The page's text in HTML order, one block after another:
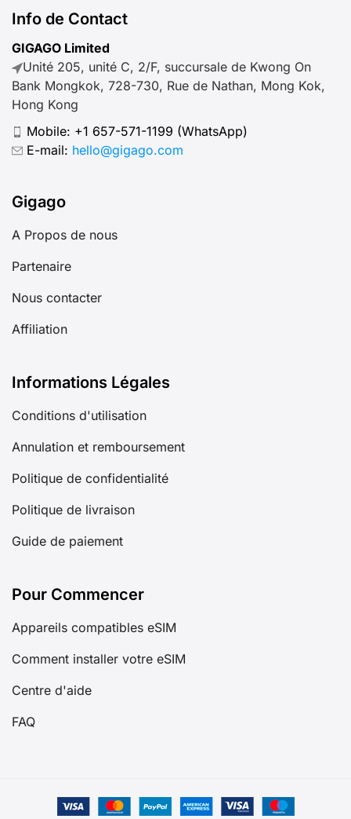
Info de Contact
GIGAGO Limited
Unité 205, unité C, 2/F, succursale de Kwong On
Bank Mongkok, 728-730, Rue de Nathan, Mong Kok,
Hong Kong
Mobile: +1 657-571-1199 (WhatsApp)
E-mail: hello@gigago.com
Gigago
A Propos de nous
Partenaire
Nous contacter
Affiliation
Informations Légales
Conditions d'utilisation
Annulation et remboursement
Politique de confidentialité
Politique de livraison
Guide de paiement
Pour Commencer
Appareils compatibles eSIM
Comment installer votre eSIM
Centre d'aide
FAQ